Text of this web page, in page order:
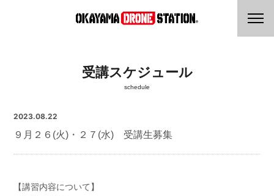
受講スケジュール
schedule
2023.08.22
９月２６(火)・２７(水) 受講生募集
【講習内容について】